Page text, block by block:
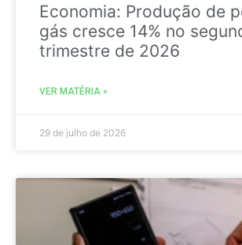
Economia: Produção de
gás cresce 14% no
trimestre de 2026
VER MATÉRIA »
29 de julho de 2026